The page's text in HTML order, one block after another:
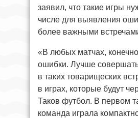
заявил, что такие игры
числе для выявления
более важными
«В любых матчах,
ошибки. Лучше
в таких товарищеских
в играх, которые будут
Таков футбол. В первом
команда играла